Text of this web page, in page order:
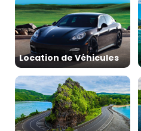
Location de Véhicules